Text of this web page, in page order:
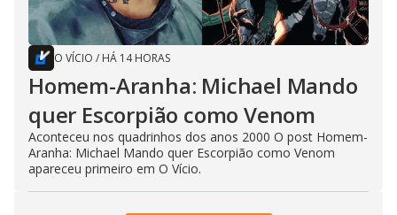
O VÍCIO / HÁ 14 HORAS
Homem-Aranha: Michael Mando
quer Escorpião como Venom
Aconteceu nos quadrinhos dos anos 2000 O post Homem-
Aranha: Michael Mando quer Escorpião como Venom
apareceu primeiro em O Vício.